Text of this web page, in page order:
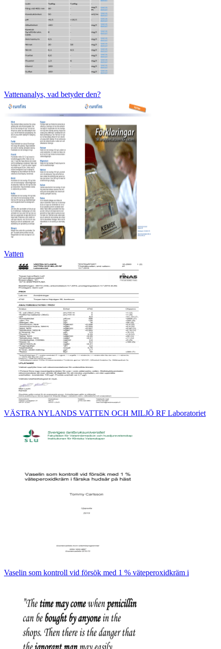
Vattenanalys, vad betyder den?
Vatten
VÄSTRA NYLANDS VATTEN OCH MILJÖ RF Laboratoriet
Vaselin som kontroll vid försök med 1 % väteperoxidkräm i